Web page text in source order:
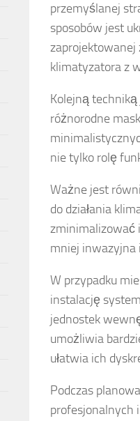
przemyślanej
sposobów jest
zaprojektowanej
klimatyzatora z
Kolejną
różnorodne
nie tylko rolę
Ważne jest
do działania
zminimalizować
mniej inwazyjna
W przypadku
instalację
jednostek
umożliwia
ułatwia ich
Podczas
profesjonalnych